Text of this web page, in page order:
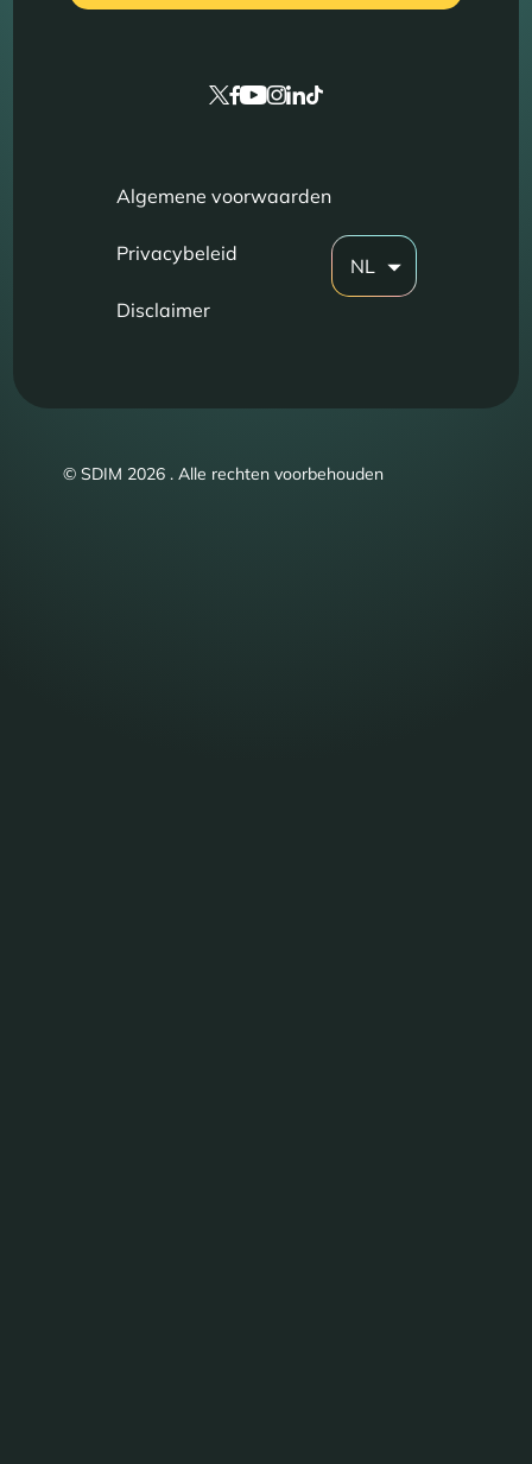
Algemene voorwaarden
Privacybeleid
Disclaimer
NL
© SDIM 2026 . Alle rechten voorbehouden